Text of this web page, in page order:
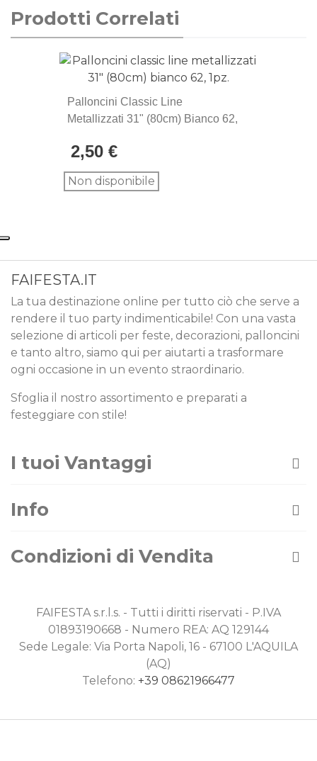
rendendoli una scelta ideale per ogni evento.
Perfetti per decorazioni di piccole e grandi
dimensioni, offrono qualità e versatilità in ogni
occasione.
La linea di palloncini Classic Line sono gli storici
palloncini Rocca Fun Factory, prodotti in Italia dal
1902. Si distinguono per la qualità eccezionale e la
artigianale e attenzione ai dettagli.
Prodotti Correlati
Palloncini Classic Line
Metallizzati 31" (80cm) Bianco 62,
2,50 €
Non disponibile
FAIFESTA.IT
La tua destinazione online per tutto ciò che serve a
rendere il tuo party indimenticabile! Con una vasta
selezione di articoli per feste, decorazioni, palloncini
e tanto altro, siamo qui per aiutarti a trasformare
ogni occasione in un evento straordinario.
Sfoglia il nostro assortimento e preparati a
festeggiare con stile!
I tuoi Vantaggi
Info
Condizioni di Vendita
FAIFESTA s.r.l.s. - Tutti i diritti riservati - P.IVA
01893190668 - Numero REA: AQ 129144
Sede Legale: Via Porta Napoli, 16 - 67100 L'AQUILA
(AQ)
Telefono: +39 08621966477